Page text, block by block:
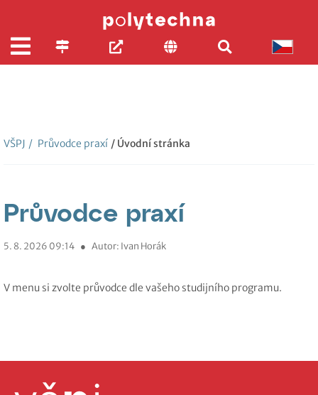
VŠPJ / Průvodce praxí / Úvodní stránka
Průvodce praxí
5. 8. 2026 09:14 ● Autor: Ivan Horák
V menu si zvolte průvodce dle vašeho studijního programu.